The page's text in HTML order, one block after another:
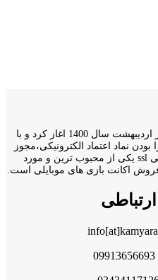
وبسایت کامیار اکانت فعالیت خود را از اردیبهشت سال 1400 اغاز کرد و با
و دارا بودن نماد اعتماد الکترونیکی،مجوز
پرداخت امن و همچنین گواهینامه امنیتی ssl یکی از محبوب ترین و مورد
فروش اکانت بازی های موبایلی است.